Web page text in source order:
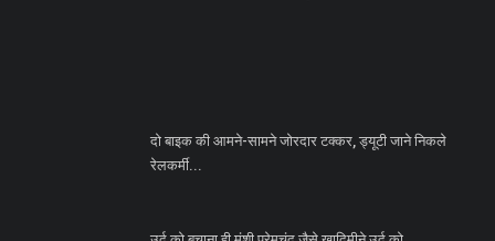
दो बाइक की आमने-सामने जोरदार टक्कर, ड्यूटी जाने निकले
रेलकर्मी...